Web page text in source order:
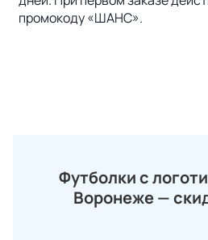
промокоду «ШАНС».
Футболки с
Воронеже —